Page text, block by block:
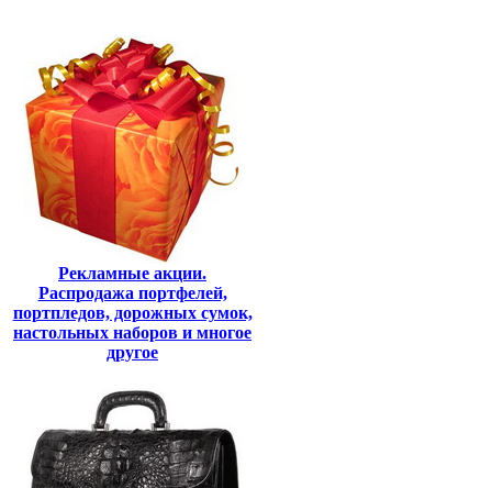
Рекламные акции.
Распродажа портфелей,
портпледов, дорожных сумок,
настольных наборов и многое
другое